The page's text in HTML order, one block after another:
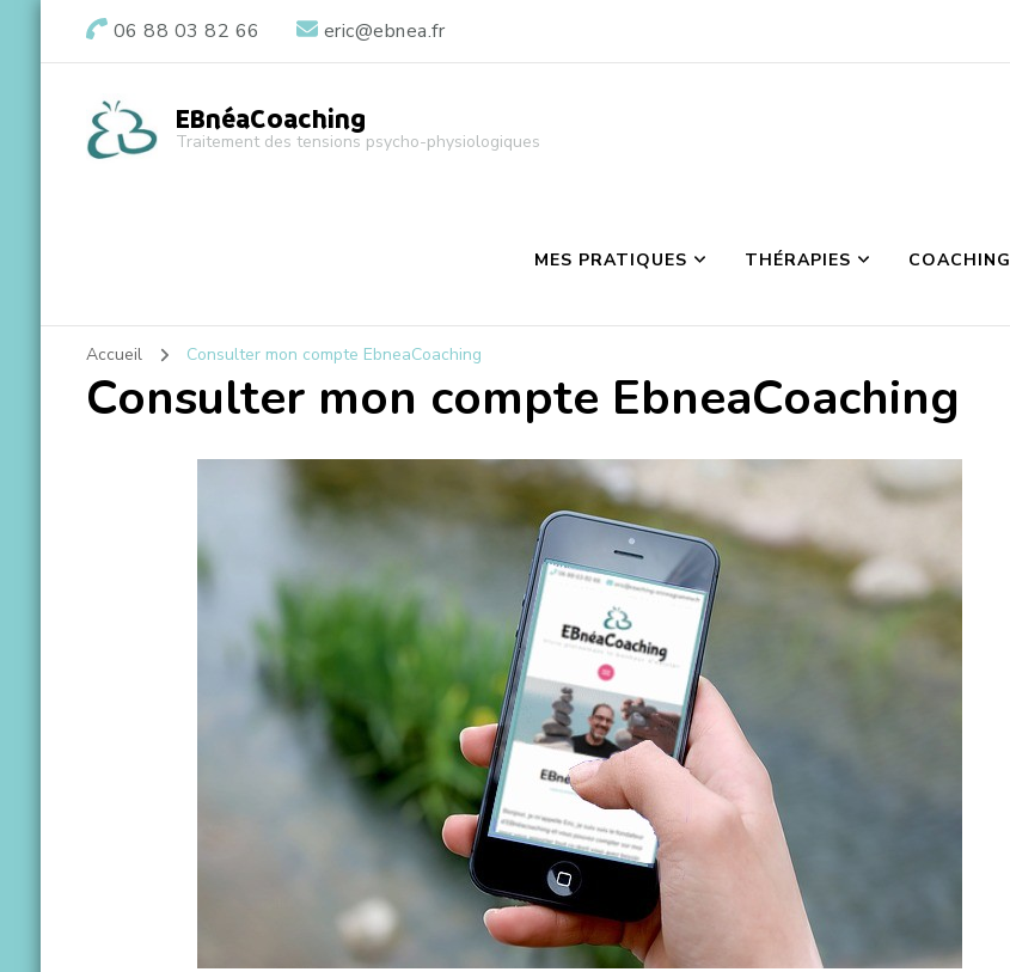
06 88 03 82 66 eric@ebnea.fr
EBnéaCoaching
Traitement des tensions psycho-physiologiques
MES PRATIQUES THÉRAPIES COACHING
Accueil Consulter mon compte EbneaCoaching
Consulter mon compte EbneaCoaching